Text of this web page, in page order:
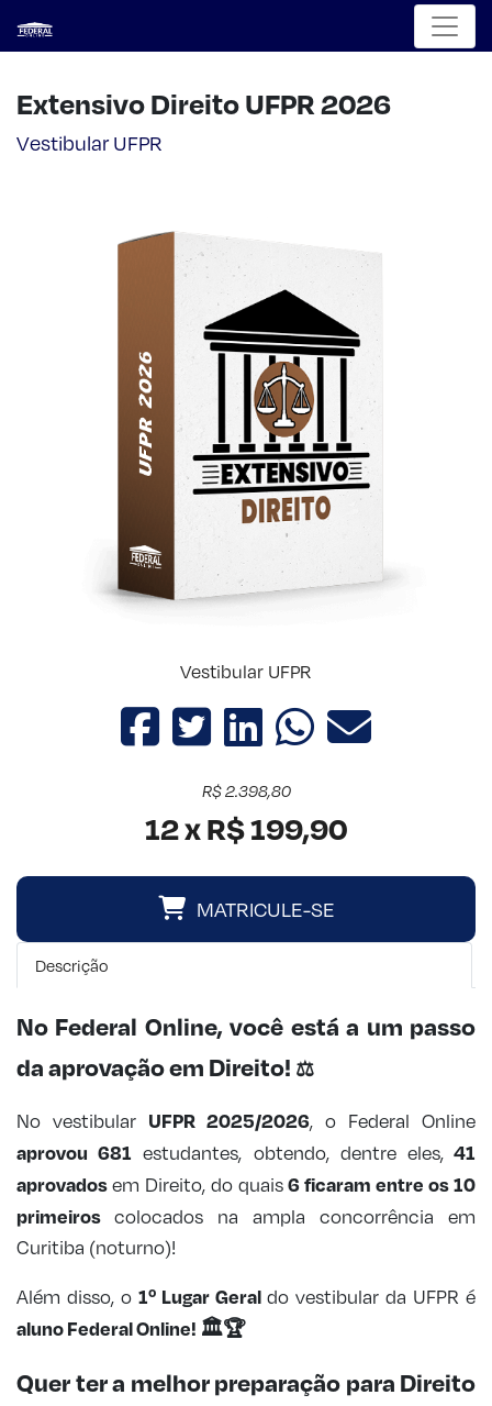
Menu
Extensivo Direito UFPR 2026
Vestibular UFPR
Descrição
No Federal Online, você está a um passo
da aprovação em Direito! ⚖️
No vestibular UFPR 2025/2026, o Federal Online
aprovou 681 estudantes, obtendo, dentre eles,41
aprovadosem Direito, do quais6 ficaram entre os 10
primeiros colocados na ampla concorrência em
Curitiba (noturno)!
Além disso, o 1º Lugar Geraldo vestibular da UFPR é
aluno Federal Online! 🏛️🏆
Quer ter a melhor preparação para Direito
Vestibular UFPR
R$ 2.398,80
12 x R$ 199,90
MATRICULE-SE